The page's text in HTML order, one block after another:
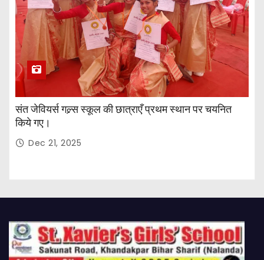
संत जेवियर्स गल्र्स स्कूल की छात्र‌ाएँ प्रथम स्थान पर चयनित
किये गए।
Dec 21, 2025